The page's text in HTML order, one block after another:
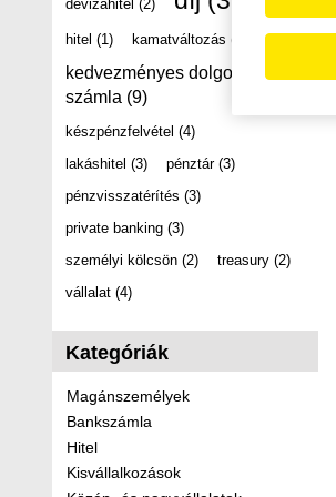
devizahitel (2)
hitel (1) kamatváltozás (2)
kedvezményes dolgozói
számla (9)
készpénzfelvétel (4)
lakáshitel (3) pénztár (3)
pénzvisszatérítés (3)
private banking (3)
személyi kölcsön (2) treasury (2)
vállalat (4)
Kategóriák
Magánszemélyek
Bankszámla
Hitel
Kisvállalkozások